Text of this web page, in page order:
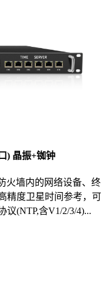
) 晶振+铷钟
火墙内的网络设备、终
精度卫星时间参考，可
(NTP,含V1/2/3/4)...